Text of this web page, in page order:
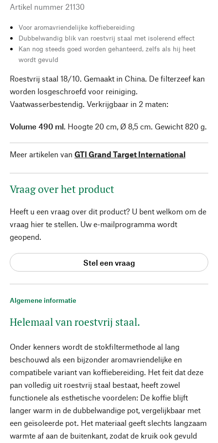
Algemene informatie
Helemaal van roestvrij staal.
Onder kenners wordt de stokfiltermethode al lang
beschouwd als een bijzonder aromavriendelijke en
compatibele variant van koffiebereiding. Het feit dat deze
pan volledig uit roestvrij staal bestaat, heeft zowel
functionele als esthetische voordelen: De koffie blijft
langer warm in de dubbelwandige pot, vergelijkbaar met
een geïsoleerde pot. Het materiaal geeft slechts langzaam
warmte af aan de buitenkant, zodat de kruik ook gevuld
Artikel nummer 21130
Voor aromavriendelijke koffiebereiding
Dubbelwandig blik van roestvrij staal met isolerend effect
Kan nog steeds goed worden gehanteerd, zelfs als hij heet
wordt gevuld
Roestvrij staal 18/10. Gemaakt in China. De filterzeef kan
worden losgeschroefd voor reiniging.
Vaatwasserbestendig. Verkrijgbaar in 2 maten:
Volume 490 ml. Hoogte 20 cm, Ø 8,5 cm. Gewicht 820 g.
Meer artikelen van GTI Grand Target International
Vraag over het product
Heeft u een vraag over dit product? U bent welkom om de
vraag hier te stellen. Uw e-mailprogramma wordt
geopend.
Stel een vraag